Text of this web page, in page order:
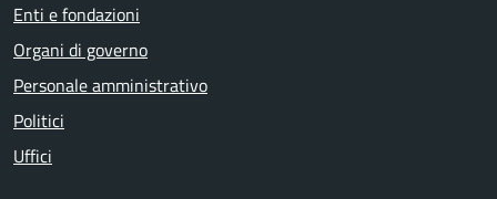
Enti e fondazioni
Organi di governo
Personale amministrativo
Politici
Uffici